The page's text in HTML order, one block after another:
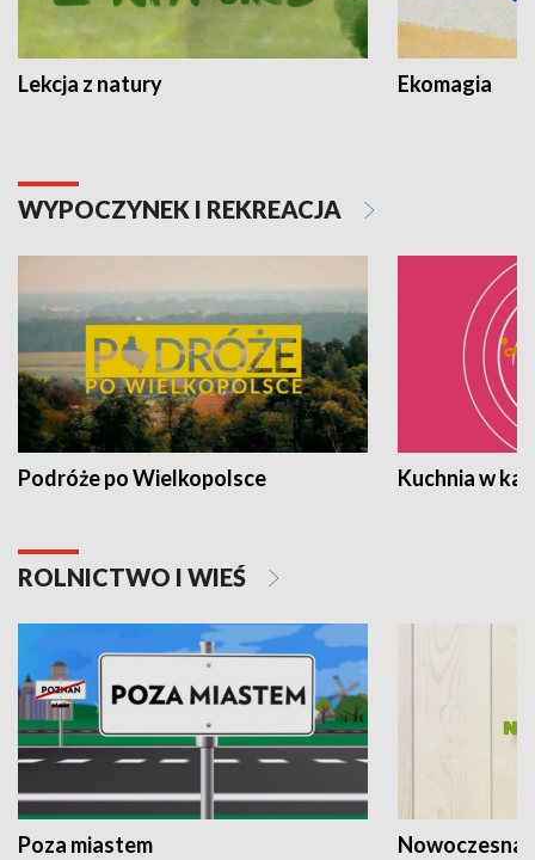
Lekcja z natury Ekomagia
WYPOCZYNEK I REKREACJA
Podróże po Wielkopolsce Kuchnia w
ROLNICTWO I WIEŚ
Poza miastem Nowoczesna